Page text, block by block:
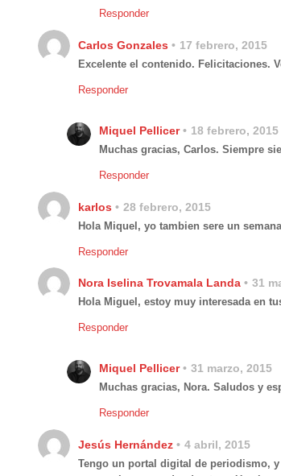
Responder
Carlos Gonzales 17 febrero, 2015
Excelente el contenido. Felicitaciones.
Responder
Miquel Pellicer 18 febrero, 2015
Muchas gracias, Carlos. Siempre
Responder
karlos 28 febrero, 2015
Hola Miquel, yo tambien sere un
Responder
Nora Iselina Trovamala Landa 31
Hola Miguel, estoy muy interesada en
Responder
Miquel Pellicer 31 marzo, 2015
Muchas gracias, Nora. Saludos y
Responder
Jesús Hernández 4 abril, 2015
Tengo un portal digital de periodismo,